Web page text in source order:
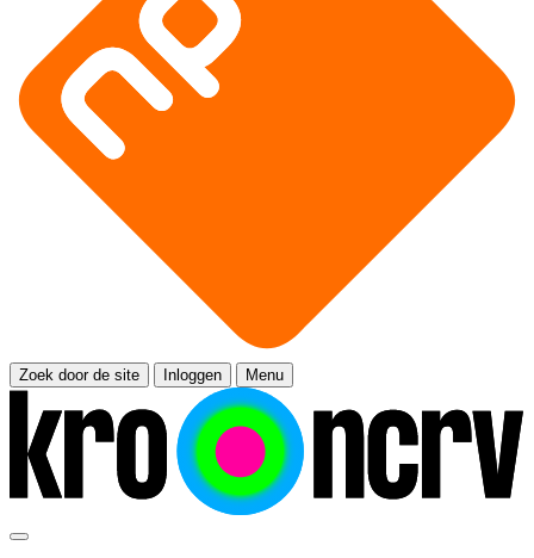
Zoek door de site Inloggen Menu